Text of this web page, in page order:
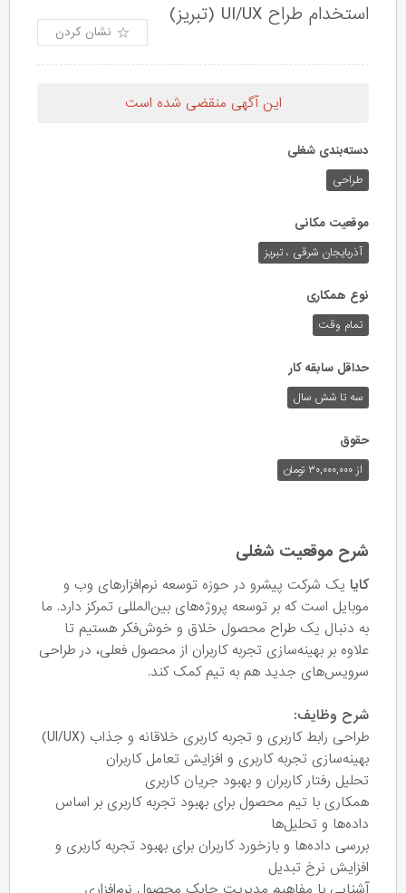
استخدام طراح UI/UX (تبریز)
نشان کردن
این آگهی منقضی شده است
دسته‌بندی شغلی
طراحی
موقعیت مکانی
آذربایجان شرقی ، تبریز
نوع همکاری
تمام وقت
حداقل سابقه کار
سه تا شش سال
حقوق
از ۳۰,۰۰۰,۰۰۰ تومان
شرح موقعیت شغلی
کایا یک شرکت پیشرو در حوزه توسعه نرم‌افزارهای وب و
موبایل است که بر توسعه پروژه‌های بین‌المللی تمرکز دارد. ما
به دنبال یک طراح محصول خلاق و خوش‌فکر هستیم تا
علاوه بر بهینه‌سازی تجربه کاربران از محصول فعلی، در طراحی
سرویس‌های جدید هم به تیم کمک کند.
شرح وظایف:
طراحی رابط کاربری و تجربه کاربری خلاقانه و جذاب (UI/UX)
بهینه‌سازی تجربه کاربری و افزایش تعامل کاربران
تحلیل رفتار کاربران و بهبود جریان کاربری
همکاری با تیم محصول برای بهبود تجربه کاربری بر اساس
داده‌ها و تحلیل‌ها
بررسی داده‌ها و بازخورد کاربران برای بهبود تجربه کاربری و
افزایش نرخ تبدیل